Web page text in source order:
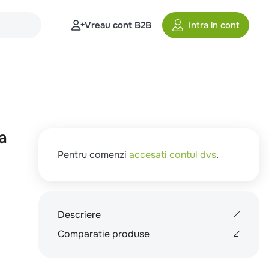
Vreau cont B2B Intra in cont
Pentru comenzi accesati contul dvs.
Descriere
Comparatie produse